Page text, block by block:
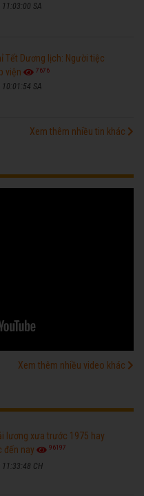
SA
Tết Dương lịch: Người tiệc
viện
7676
SA
Xem thêm nhiều tin khác
Xem thêm nhiều video khác
lương xưa trước 1975 hay
đến nay
96197
CH